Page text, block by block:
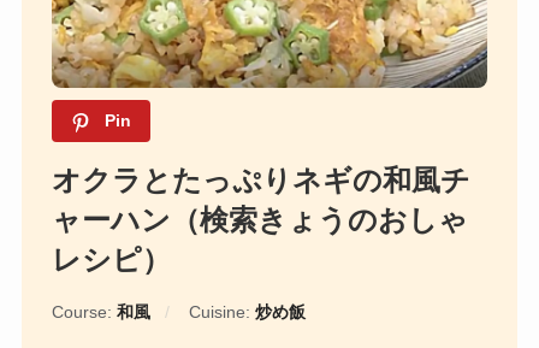
Pin
オクラとたっぷりネギの和風チ
ャーハン（検索きょうのおしゃ
レシピ）
Course: 和風 Cuisine: 炒め飯